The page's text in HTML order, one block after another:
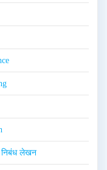
निबंध लेखन